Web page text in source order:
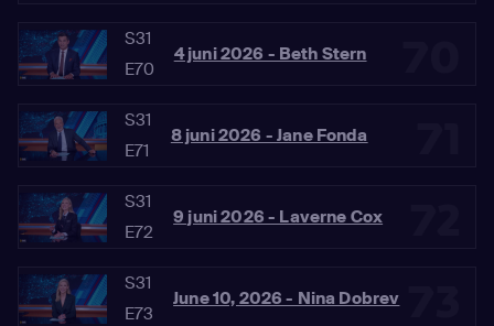
S31
E70
4 juni 2026 - Beth Stern
S31
E71
8 juni 2026 - Jane Fonda
S31
E72
9 juni 2026 - Laverne Cox
S31
E73
June 10, 2026 - Nina Dobrev